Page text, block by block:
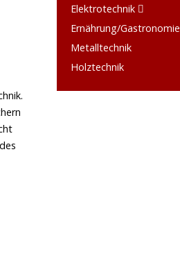
Elektrotechnik
Ernährung/Gastronomie
Metalltechnik
Holztechnik